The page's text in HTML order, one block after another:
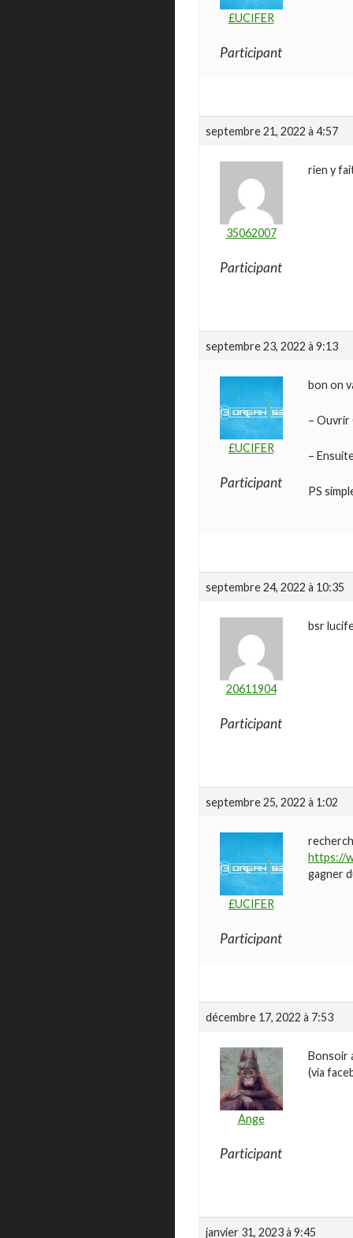
£UCIFER
Participant
septembre 21, 2022 à 4:57
35062007
Participant
rien y
septembre 23, 2022 à 9:13
£UCIFER
Participant
bon on
– Ouvrir
–
PS
septembre 24, 2022 à 10:35
20611904
Participant
bsr
septembre 25, 2022 à 1:02
£UCIFER
Participant
https://
gagner
décembre 17, 2022 à 7:53
Ange
Participant
Bonsoir
(via
janvier 31, 2023 à 9:45